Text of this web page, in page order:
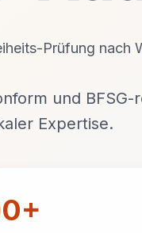
Prüfung nach
und
Expertise.